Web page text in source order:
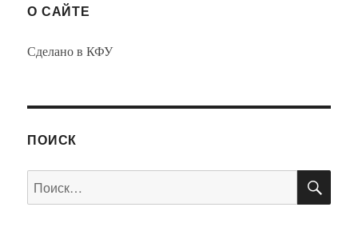
О САЙТЕ
Сделано в КФУ
ПОИСК
Искать: